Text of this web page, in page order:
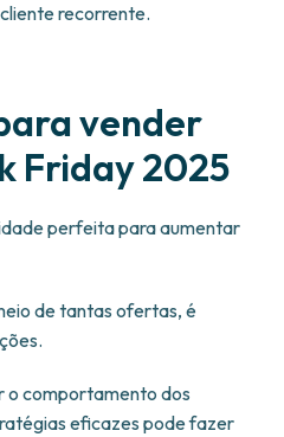
recorrente.
vender
Friday 2025
perfeita para aumentar
de tantas ofertas, é
o comportamento dos
eficazes pode fazer